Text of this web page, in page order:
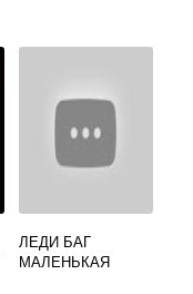
ЛЕДИ БАГ
МАЛЕНЬКАЯ